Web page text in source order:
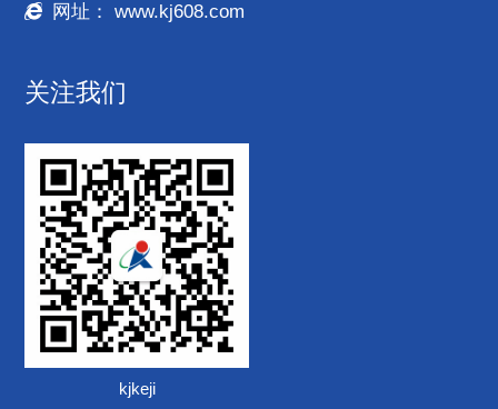
网址： www.kj608.com
关注我们
kjkeji